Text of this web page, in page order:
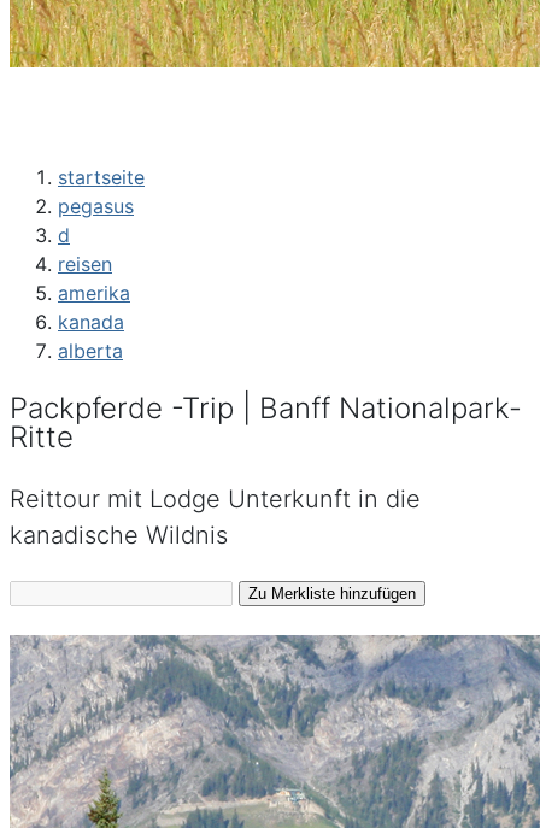
startseite
pegasus
d
reisen
amerika
kanada
alberta
Packpferde -Trip | Banff Nationalpark-
Ritte
Reittour mit Lodge Unterkunft in die
kanadische Wildnis